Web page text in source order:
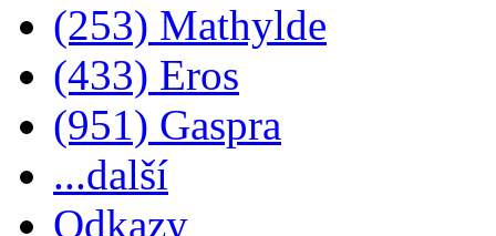
(253) Mathylde
(433) Eros
(951) Gaspra
...další
Odkazy